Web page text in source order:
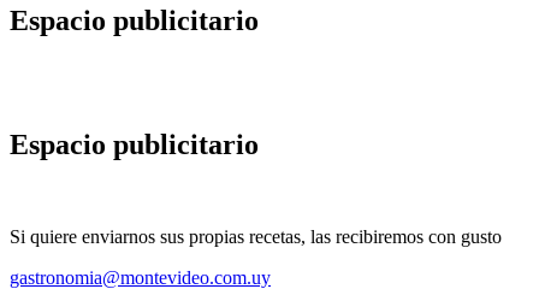
Espacio publicitario
Espacio publicitario
Si quiere enviarnos sus propias recetas, las recibiremos con gusto
gastronomia@montevideo.com.uy